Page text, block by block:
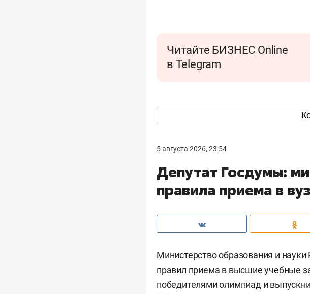
Читайте БИЗНЕС Online
в Telegram
5 августа 2026, 23:54
Депутат Госдумы:
правила приема в
Министерство образования и
правил приема в высшие учебные
победителями олимпиад и